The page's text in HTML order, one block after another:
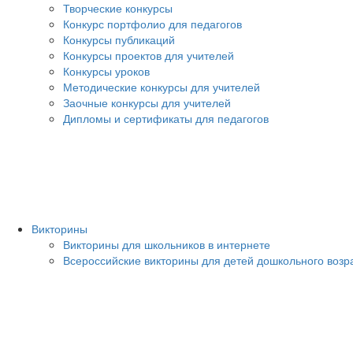
Творческие конкурсы
Конкурс портфолио для педагогов
Конкурсы публикаций
Конкурсы проектов для учителей
Конкурсы уроков
Методические конкурсы для учителей
Заочные конкурсы для учителей
Дипломы и сертификаты для педагогов
Викторины
Викторины для школьников в интернете
Всероссийские викторины для детей дошкольного